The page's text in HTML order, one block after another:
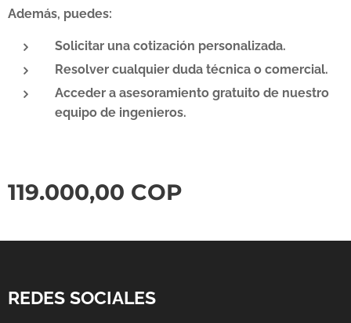
Además, puedes:
Solicitar una cotización personalizada.
Resolver cualquier duda técnica o comercial.
Acceder a asesoramiento gratuito de nuestro
equipo de ingenieros.
119.000,00 COP
REDES SOCIALES